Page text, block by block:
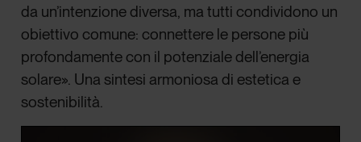
da un’intenzione diversa, ma tutti condividono un
obiettivo comune: connettere le persone più
profondamente con il potenziale dell’energia
solare». Una sintesi armoniosa di estetica e
sostenibilità.